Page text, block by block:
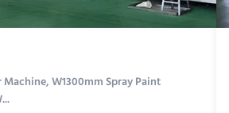
W1300mm Spray Paint